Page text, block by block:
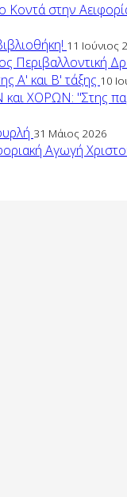
στην
11 Ιούνιος
Περιβαλλοντική
Α' και Β' τάξης 10
ΧΟΡΩΝ: "Στης
31 Μάιος 2026
Αγωγή